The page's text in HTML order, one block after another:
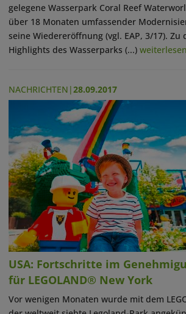
gelegene Wasserpark Coral Reef
über 18 Monaten umfassender
seine Wiedereröffnung (vgl. EAP, 3/17). Zu
Highlights des Wasserparks (...) weiterlesen
NACHRICHTEN |28.09.2017
USA: Fortschritte im
für LEGOLAND® New York
Vor wenigen Monaten wurde mit dem